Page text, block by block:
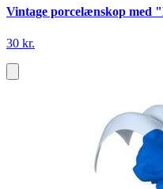
Vintage porcelænskop med
30 kr.